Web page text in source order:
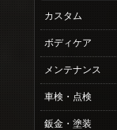
カスタム
ボディケア
メンテナンス
車検・点検
鈑金・塗装